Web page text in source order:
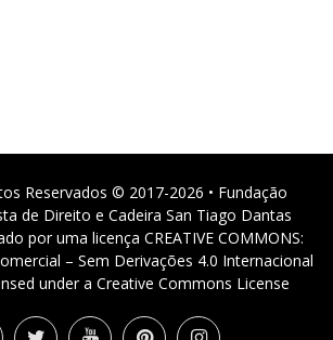
Reservados © 2017-2026 • Fundação
de Direito e Cadeira San Tiago Dantas
por uma licença CREATIVE COMMONS:
– Sem Derivações 4.0 Internacional
under a Creative Commons License